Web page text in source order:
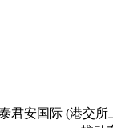
君安国际 (港交